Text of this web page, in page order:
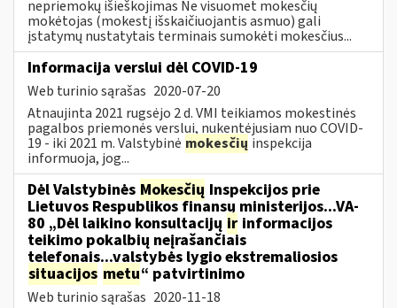
nepriemokų išieškojimas Ne visuomet mokesčių
mokėtojas (mokestį išskaičiuojantis asmuo) gali
įstatymų nustatytais terminais sumokėti mokesčius...
Informacija verslui dėl COVID-19
Web turinio sąrašas 2020-07-20
Atnaujinta 2021 rugsėjo 2 d. VMI teikiamos mokestinės
pagalbos priemonės verslui, nukentėjusiam nuo COVID-
19 - iki 2021 m. Valstybinė mokesčių inspekcija
informuoja, jog...
Dėl Valstybinės Mokesčių Inspekcijos prie
Lietuvos Respublikos finansų ministerijos...VA-
80 „Dėl laikino konsultacijų ir informacijos
teikimo pokalbių neįrašančiais
telefonais...valstybės lygio ekstremaliosios
situacijos metu“ patvirtinimo
Web turinio sąrašas 2020-11-18